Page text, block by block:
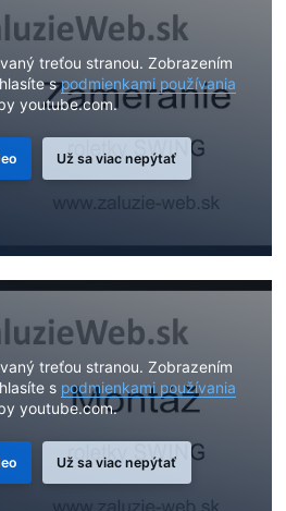
treťou stranou. Zobrazením
spodmienkami používania
youtube.com.
Už sa viac nepýtať
treťou stranou. Zobrazením
s podmienkami používania
youtube.com.
Už sa viac nepýtať